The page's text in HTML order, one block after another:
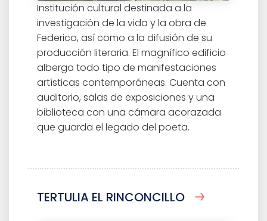
Institución cultural destinada a la
investigación de la vida y la obra de
Federico, así como a la difusión de su
producción literaria. El magnífico edificio
alberga todo tipo de manifestaciones
artísticas contemporáneas. Cuenta con
auditorio, salas de exposiciones y una
biblioteca con una cámara acorazada
que guarda el legado del poeta.
TERTULIA EL RINCONCILLO